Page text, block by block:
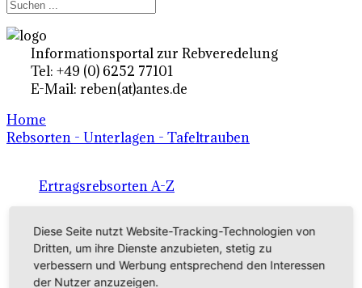
Informationsportal zur Rebveredelung
Tel: +49 (0) 6252 77101
E-Mail: reben(at)antes.de
Home
Rebsorten - Unterlagen - Tafeltrauben
Ertragsrebsorten A-Z
Rebsorten international
Diese Seite nutzt Website-Tracking-Technologien von
Dritten, um ihre Dienste anzubieten, stetig zu
verbessern und Werbung entsprechend den Interessen
der Nutzer anzuzeigen.